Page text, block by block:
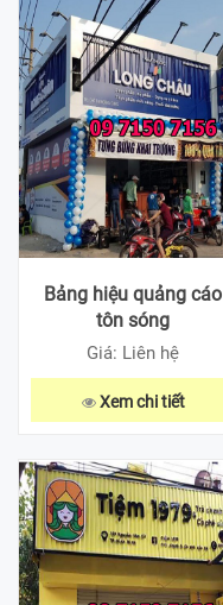
Bảng hiệu quảng cáo
tôn sóng
Giá: Liên hệ
Xem chi tiết